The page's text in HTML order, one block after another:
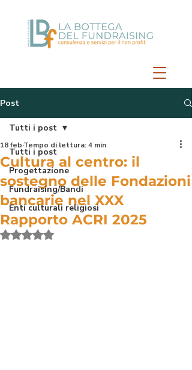
Post
Tutti i post
Progettazione
Fundraising/Bandi
Enti culturali religiosi
Tutti i post
Cultura al centro: il
sostegno delle Fondazioni
bancarie nel XXX
Rapporto ACRI 2025
18 febTempo di lettura: 4 min
Valutazione NaN stelle su 5.